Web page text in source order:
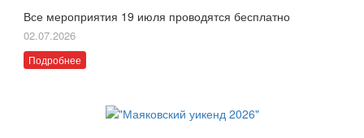
Все мероприятия 19 июля проводятся бесплатно
02.07.2026
Подробнее